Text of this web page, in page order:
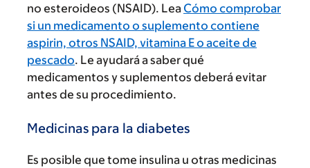
no esteroideos (NSAID). Lea Cómo comprobar
si un medicamento o suplemento contiene
aspirin, otros NSAID, vitamina E o aceite de
pescado. Le ayudará a saber qué
medicamentos y suplementos deberá evitar
antes de su procedimiento.
Medicinas para la diabetes
Es posible que tome insulina u otras medicinas